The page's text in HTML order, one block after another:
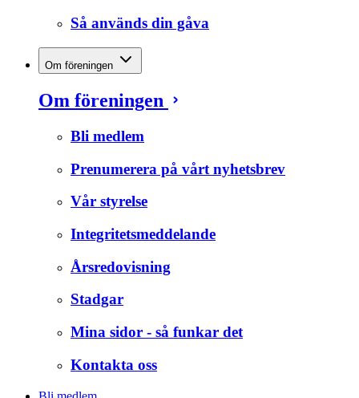
Så används din gåva
Om föreningen
Om föreningen
Bli medlem
Prenumerera på vårt nyhetsbrev
Vår styrelse
Integritetsmeddelande
Årsredovisning
Stadgar
Mina sidor - så funkar det
Kontakta oss